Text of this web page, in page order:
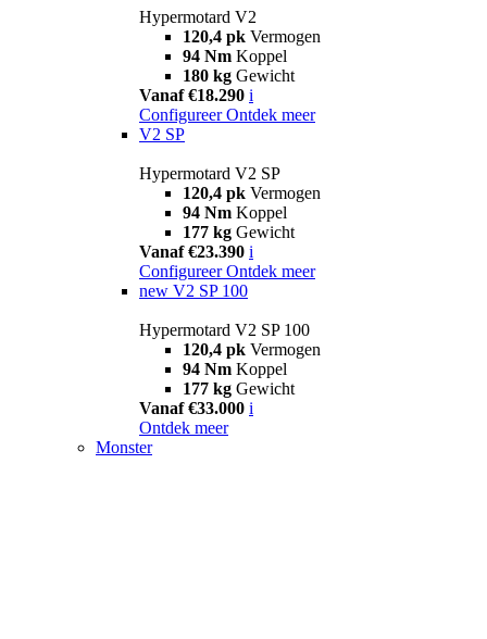
Hypermotard V2
120,4 pk Vermogen
94 Nm Koppel
180 kg Gewicht
Vanaf €18.290 i
Configureer Ontdek meer
V2 SP
Hypermotard V2 SP
120,4 pk Vermogen
94 Nm Koppel
177 kg Gewicht
Vanaf €23.390 i
Configureer Ontdek meer
new V2 SP 100
Hypermotard V2 SP 100
120,4 pk Vermogen
94 Nm Koppel
177 kg Gewicht
Vanaf €33.000 i
Ontdek meer
Monster